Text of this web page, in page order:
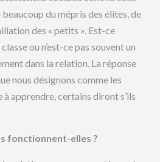
du mépris des élites, de
des « petits ». Est-ce
ou n’est-ce pas souvent un
dans la relation. La réponse
nous désignons comme les
apprendre, certains diront s’ils
fonctionnent-elles ?